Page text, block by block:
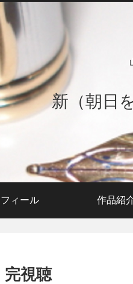
新（朝日
ィール 作品紹
完視聴